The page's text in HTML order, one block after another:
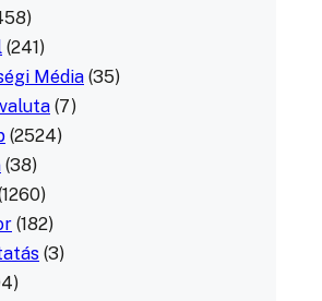
(241)
Média (35)
(7)
(2524)
(38)
(182)
(3)